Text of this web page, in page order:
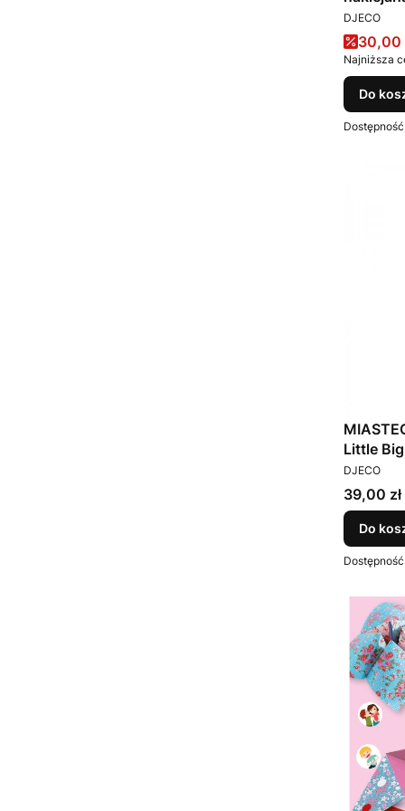
Room by
PRODUCENT
DJECO
Cena
30,00
Najniższa
Do
Little
PRODUCENT
DJECO
Cena
39,00 zł
Do